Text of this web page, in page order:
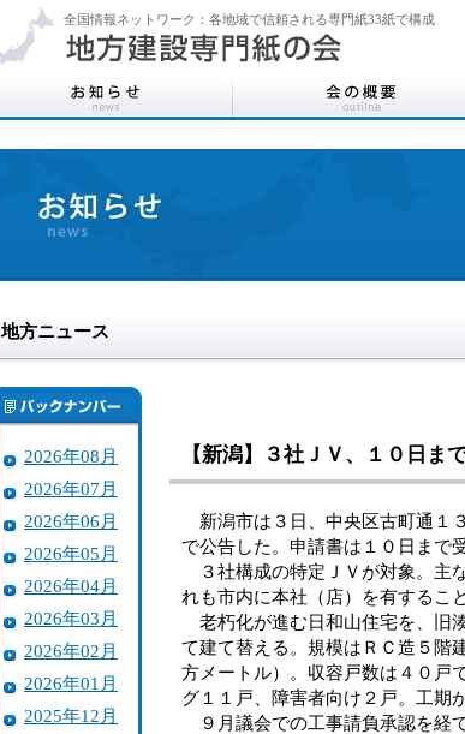
全国情報ネットワーク：各地域で信頼される専門紙33紙で構成
地方ニュース
2026年08月
2026年07月
2026年06月
2026年05月
2026年04月
2026年03月
2026年02月
2026年01月
2025年12月
【新潟】３社ＪＶ、１０日
新潟市は３日、中央区古町通１
で公告した。申請書は１０日まで
３社構成の特定ＪＶが対象。主
れも市内に本社（店）を有すること
老朽化が進む日和山住宅を、旧
て建て替える。規模はＲＣ造５階
方メートル）。収容戸数は４０戸
グ１１戸、障害者向け２戸。工期
９月議会での工事請負承認を経